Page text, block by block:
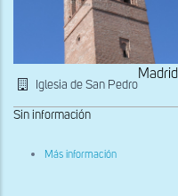
Iglesia de San Pedro
Madrid
Sin información
Más información